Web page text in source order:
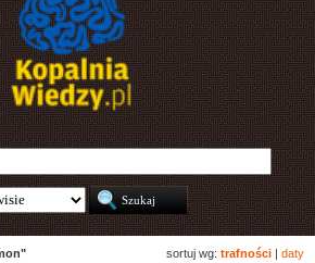
sortuj wg: trafności daty